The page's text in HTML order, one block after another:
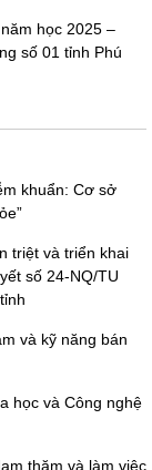
học 2025 –
số 01 tỉnh Phú
khuẩn: Cơ sở
triệt và triển khai
số 24-NQ/TU
và kỹ năng bán
học và Công nghệ
thăm và làm việc